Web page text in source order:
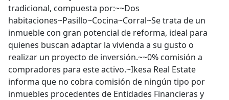
tradicional, compuesta por:~~Dos
habitaciones~Pasillo~Cocina~Corral~Se trata de un
inmueble con gran potencial de reforma, ideal para
quienes buscan adaptar la vivienda a su gusto o
realizar un proyecto de inversión.~~0% comisión a
compradores para este activo.~Ikesa Real Estate
informa que no cobra comisión de ningún tipo por
inmuebles procedentes de Entidades Financieras y